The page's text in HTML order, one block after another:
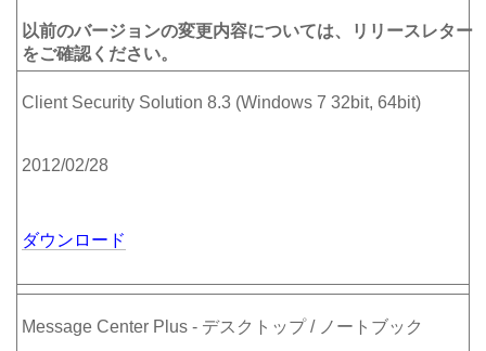
以前のバージョンの変更内容については、リリースレター
をご確認ください。
Client Security Solution 8.3 (Windows 7 32bit, 64bit)
2012/02/28
ダウンロード
Message Center Plus - デスクトップ / ノートブック